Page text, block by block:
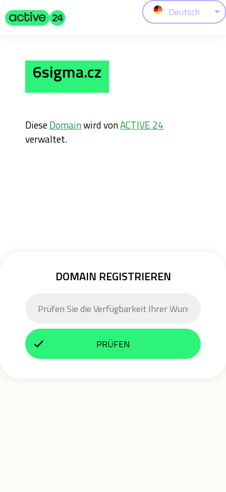
Deutsch
6sigma.cz
DieseDomainwird vonACTIVE 24
verwaltet.
DOMAIN REGISTRIEREN
PRÜFEN